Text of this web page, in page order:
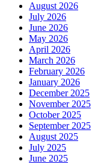
August 2026
July 2026
June 2026
May 2026
April 2026
March 2026
February 2026
January 2026
December 2025
November 2025
October 2025
September 2025
August 2025
July 2025
June 2025